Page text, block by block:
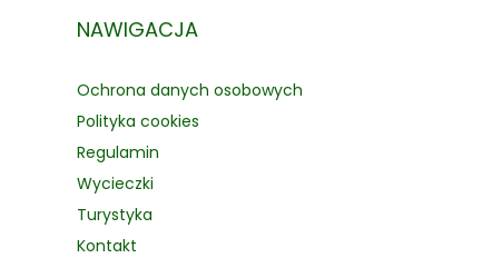
NAWIGACJA
Ochrona danych osobowych
Polityka cookies
Regulamin
Wycieczki
Turystyka
Kontakt